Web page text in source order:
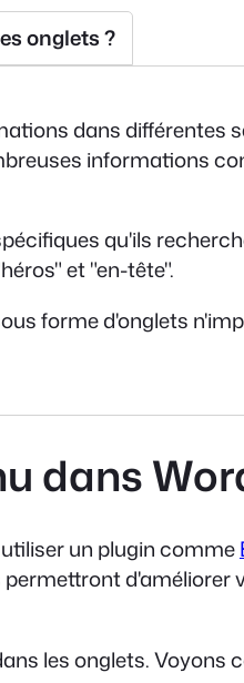
onglets ?
dans différentes
informations
qu'ils
et "en-tête".
forme d'onglets
dans
un plugin comme
d'améliorer
les onglets. Voyons